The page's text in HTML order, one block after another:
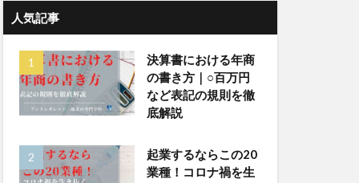
人気記事
決算書における年商
の書き方｜○百万円
など表記の規則を徹
底解説
起業するならこの20
業種！コロナ禍を生